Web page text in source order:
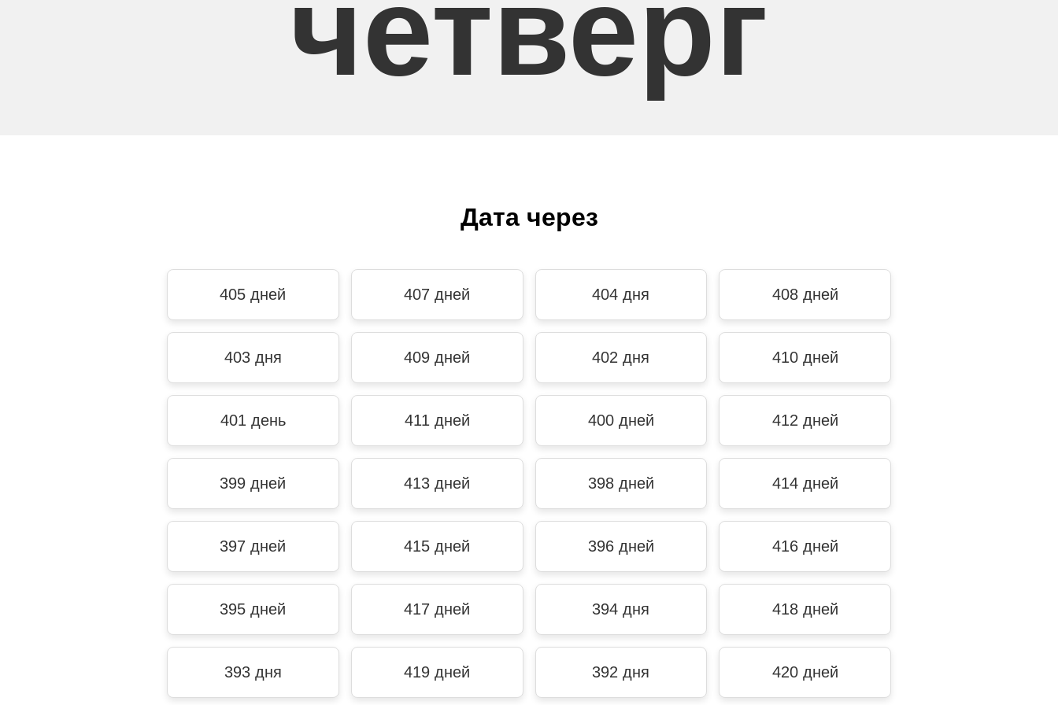
четверг
Дата через
405 дней 407 дней 404 дня 408 дней
403 дня 409 дней 402 дня 410 дней
401 день 411 дней 400 дней 412 дней
399 дней 413 дней 398 дней 414 дней
397 дней 415 дней 396 дней 416 дней
395 дней 417 дней 394 дня 418 дней
393 дня 419 дней 392 дня 420 дней